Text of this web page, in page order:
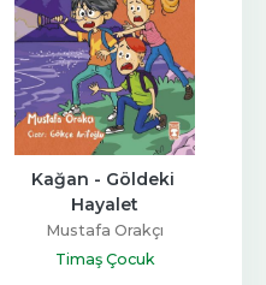
Kağan - Göldeki
Hayalet
Mustafa Orakçı
Timaş Çocuk